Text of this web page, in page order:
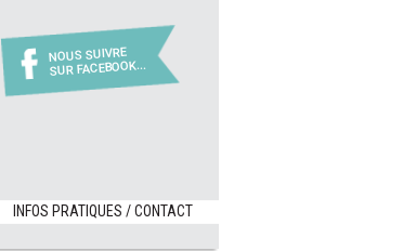
NOUS SUIVRE
SUR FACEBOOK...
INFOS PRATIQUES / CONTACT